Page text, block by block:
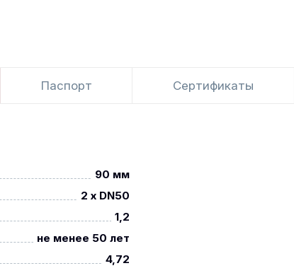
Паспорт Сертификаты
90 мм
2 x DN50
1,2
не менее 50 лет
4,72